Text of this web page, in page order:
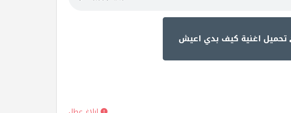
تحميل اغنية كيف بدي اعيش